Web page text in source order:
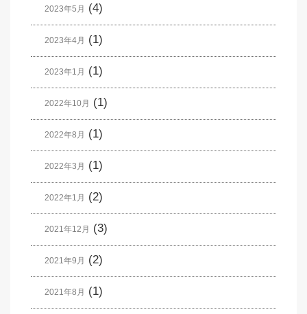
2023年5月 (4)
2023年4月 (1)
2023年1月 (1)
2022年10月 (1)
2022年8月 (1)
2022年3月 (1)
2022年1月 (2)
2021年12月 (3)
2021年9月 (2)
2021年8月 (1)